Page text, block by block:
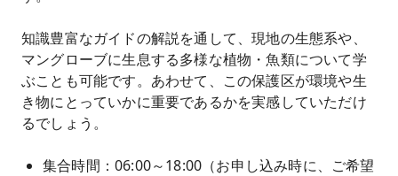
知識豊富なガイドの解説を通して、現地の生態系や、
マングローブに生息する多様な植物・魚類について学
ぶことも可能です。あわせて、この保護区が環境や生
き物にとっていかに重要であるかを実感していただけ
るでしょう。
集合時間：06:00～18:00（お申し込み時に、ご希望